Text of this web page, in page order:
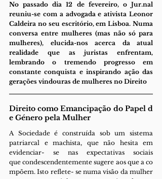
No passado dia 12 de fevereiro, o Jur.nal
reuniu-se com a advogada e ativista Leonor
Caldeira no seu escritório, em Lisboa. Numa
conversa entre mulheres (mas não só para
mulheres), elucida-nos acerca da atual
realidade que as juristas enfrentam,
lembrando o tremendo progresso em
constante conquista e inspirando ação das
gerações vindouras de mulheres no Direito
Direito como Emancipação do Papel d
e Género pela Mulher
A Sociedade é construída sob um sistema
patriarcal e machista, que não hesita em
evidenciar- se nas expectativas sociais
que condescendentemente sugere aos que a co
mpõem. Isto reflete- se numa visão da mulher